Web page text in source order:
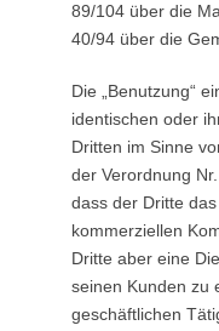
89/104 über die
40/94 über die
Die „Benutzung“
identischen oder
Dritten im Sinne
der Verordnung
dass der Dritte
kommerziellen
Dritte aber eine
seinen Kunden zu
geschäftlichen